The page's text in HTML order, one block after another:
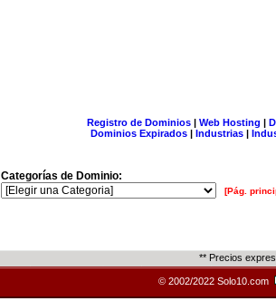
Registro de Dominios| Web Hosting |
Dominios Expirados | Industrias |
Categorías de Dominio:
[Pág.
** Precios
© 2002/2022 Solo10.com